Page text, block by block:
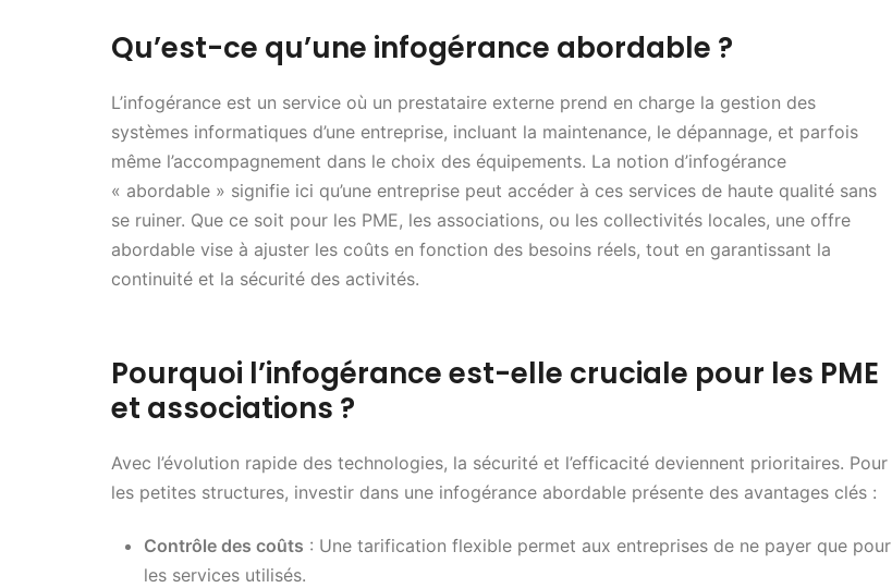
Qu’est-ce qu’une infogérance abordable ?
L’infogérance est un service où un prestataire externe prend en charge la gestion des
systèmes informatiques d’une entreprise, incluant la maintenance, le dépannage, et parfois
même l’accompagnement dans le choix des équipements. La notion d’infogérance
« abordable » signifie ici qu’une entreprise peut accéder à ces services de haute qualité sans
se ruiner. Que ce soit pour les PME, les associations, ou les collectivités locales, une offre
abordable vise à ajuster les coûts en fonction des besoins réels, tout en garantissant la
continuité et la sécurité des activités.
Pourquoi l’infogérance est-elle cruciale pour les PME
et associations ?
Avec l’évolution rapide des technologies, la sécurité et l’efficacité deviennent prioritaires. Pour
les petites structures, investir dans une infogérance abordable présente des avantages clés :
Contrôle des coûts : Une tarification flexible permet aux entreprises de ne payer que pour
les services utilisés.